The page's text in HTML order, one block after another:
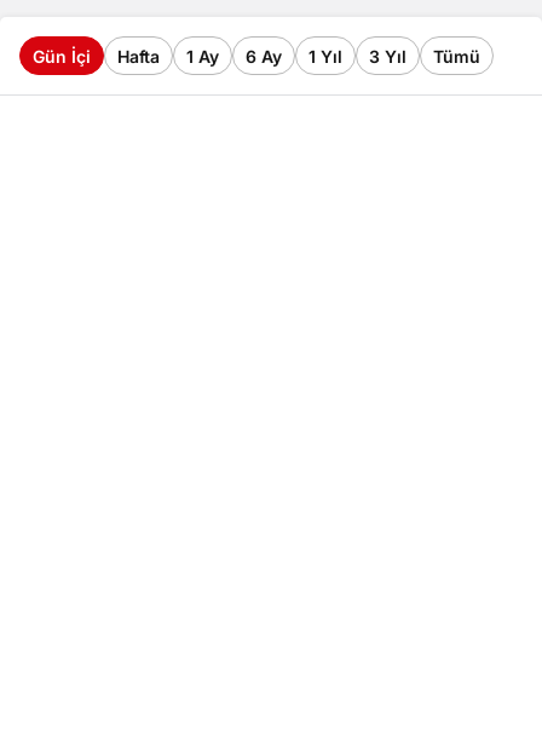
Gün İçi Hafta 1 Ay 6 Ay 1 Yıl 3 Yıl Tümü